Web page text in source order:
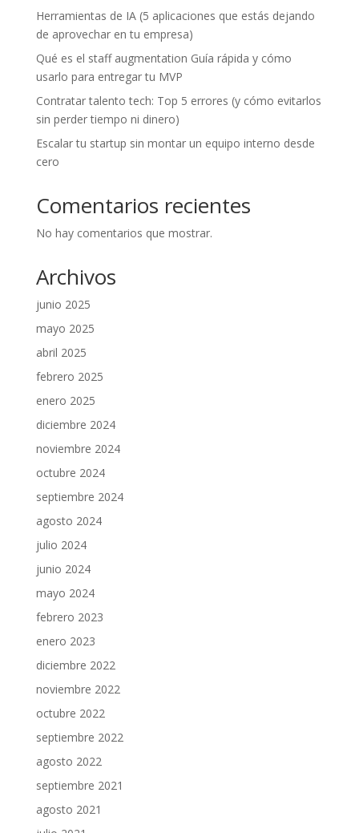
Herramientas de IA (5 aplicaciones que estás dejando
de aprovechar en tu empresa)
Qué es el staff augmentation Guía rápida y cómo
usarlo para entregar tu MVP
Contratar talento tech: Top 5 errores (y cómo evitarlos
sin perder tiempo ni dinero)
Escalar tu startup sin montar un equipo interno desde
cero
Comentarios recientes
No hay comentarios que mostrar.
Archivos
junio 2025
mayo 2025
abril 2025
febrero 2025
enero 2025
diciembre 2024
noviembre 2024
octubre 2024
septiembre 2024
agosto 2024
julio 2024
junio 2024
mayo 2024
febrero 2023
enero 2023
diciembre 2022
noviembre 2022
octubre 2022
septiembre 2022
agosto 2022
septiembre 2021
agosto 2021